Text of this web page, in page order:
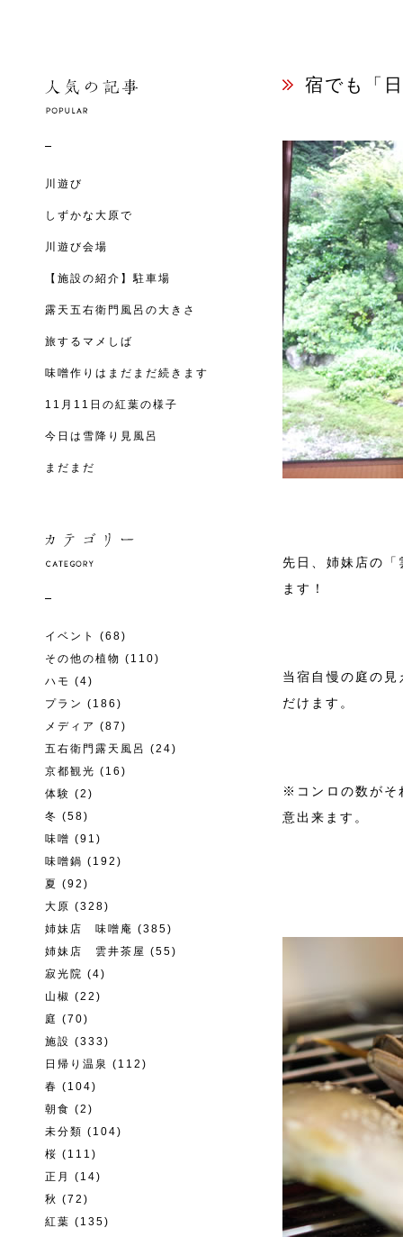
川遊び
しずかな大原で
川遊び会場
【施設の紹介】駐車場
露天五右衛門風呂の大きさ
旅するマメしば
味噌作りはまだまだ続きます
11月11日の紅葉の様子
今日は雪降り見風呂
まだまだ
イベント
(68)
その他の植物 (110)
ハモ (4)
プラン (186)
メディア (87)
五右衛門露天風呂 (24)
京都観光 (16)
体験 (2)
冬 (58)
味噌 (91)
味噌鍋 (192)
夏 (92)
大原 (328)
姉妹店 味噌庵 (385)
姉妹店 雲井茶屋 (55)
寂光院 (4)
山椒 (22)
庭 (70)
施設 (333)
日帰り温泉 (112)
春 (104)
朝食 (2)
未分類 (104)
桜 (111)
正月
(14)
秋 (72)
紅葉 (135)
宿でも「
先日、姉妹店の
ます！
当宿自慢の庭の
だけます。
※コンロの数がそ
意出来ます。